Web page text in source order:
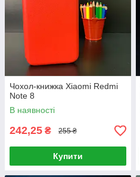
Чохол-книжка Xiaomi Redmi
Note 8
В наявності
242,25 ₴ 255 ₴
Купити